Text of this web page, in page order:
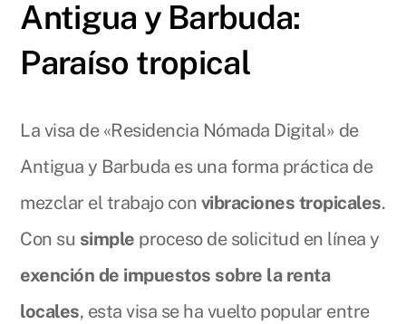
Antigua y Barbuda:
Paraíso tropical
La visa de «Residencia Nómada Digital» de
Antigua y Barbuda es una forma práctica de
mezclar el trabajo con vibraciones tropicales.
Con su simple proceso de solicitud en línea y
exención de impuestos sobre la renta
locales, esta visa se ha vuelto popular entre